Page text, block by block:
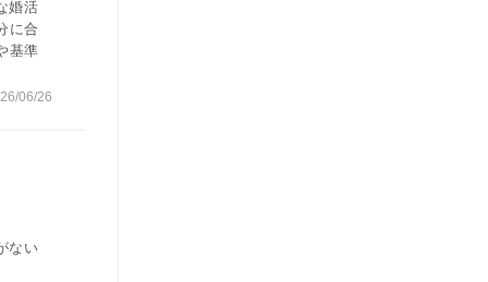
婚活
に合
基準
06/26
ない